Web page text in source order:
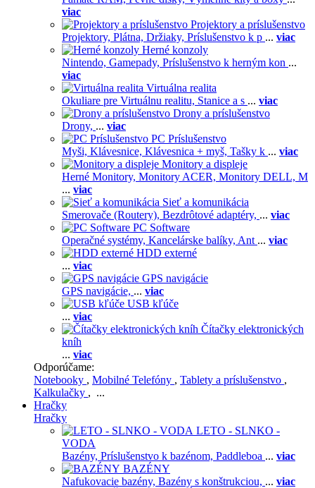
viac
Projektory a príslušenstvo
Projektory, Plátna, Držiaky, Príslušenstvo k p ... viac
Herné konzoly
Nintendo, Gamepady, Príslušenstvo k herným kon ...
viac
Virtuálna realita
Okuliare pre Virtuálnu realitu, Stanice a s ... viac
Drony a príslušenstvo
Drony, ... viac
PC Príslušenstvo
Myši, Klávesnice, Klávesnica + myš, Tašky k ... viac
Monitory a displeje
Herné Monitory, Monitory ACER, Monitory DELL, M
... viac
Sieť a komunikácia
Smerovače (Routery), Bezdrôtové adaptéry, ... viac
PC Software
Operačné systémy, Kancelárske balíky, Ant ... viac
HDD externé
... viac
GPS navigácie
GPS navigácie, ... viac
USB kľúče
... viac
Čítačky elektronických
kníh
... viac
Odporúčame:
Notebooky , Mobilné Telefóny , Tablety a príslušenstvo ,
Kalkulačky , ...
Hračky
Hračky
LETO - SLNKO -
VODA
Bazény, Príslušenstvo k bazénom, Paddleboa ... viac
BAZÉNY
Nafukovacie bazény, Bazény s konštrukciou, ... viac